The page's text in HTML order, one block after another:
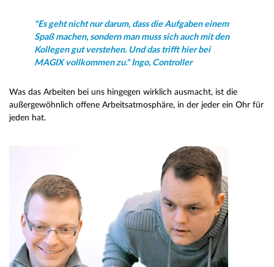
"Es geht nicht nur darum, dass die Aufgaben einem
Spaß machen, sondern man muss sich auch mit den
Kollegen gut verstehen. Und das trifft hier bei
MAGIX vollkommen zu." Ingo, Controller
Was das Arbeiten bei uns hingegen wirklich ausmacht, ist die
außergewöhnlich offene Arbeitsatmosphäre, in der jeder ein Ohr für
jeden hat.